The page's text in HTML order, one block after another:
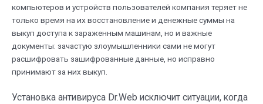
компьютеров и устройств пользователей компания теряет не
только время на их восстановление и денежные суммы на
выкуп доступа к зараженным машинам, но и важные
документы: зачастую злоумышленники сами не могут
расшифровать зашифрованные данные, но исправно
принимают за них выкуп.
Установка антивируса Dr.Web исключит ситуации, когда